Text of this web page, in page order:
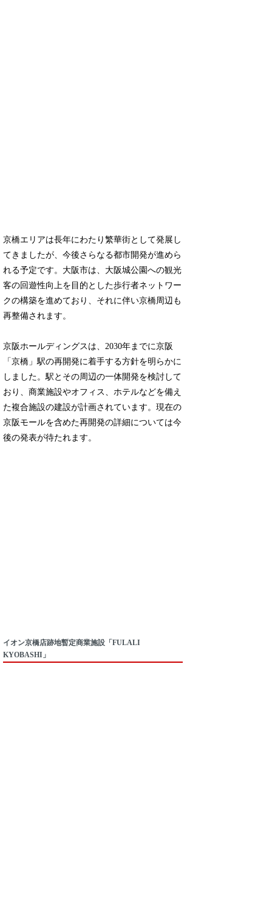
京橋エリアは長年にわたり繁華街として発展し
てきましたが、今後さらなる都市開発が進めら
れる予定です。大阪市は、大阪城公園への観光
客の回遊性向上を目的とした歩行者ネットワー
クの構築を進めており、それに伴い京橋周辺も
再整備されます。
京阪ホールディングスは、2030年までに京阪
「京橋」駅の再開発に着手する方針を明らかに
しました。駅とその周辺の一体開発を検討して
おり、商業施設やオフィス、ホテルなどを備え
た複合施設の建設が計画されています。現在の
京阪モールを含めた再開発の詳細については今
後の発表が待たれます。
イオン京橋店跡地暫定商業施設「FULALI
KYOBASHI」